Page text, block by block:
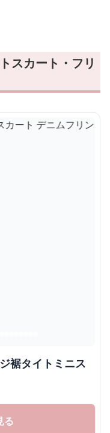
スカート・フリ
裾タイトミニス
る